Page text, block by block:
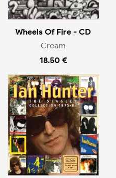
Wheels Of Fire - CD
Cream
18.50 €